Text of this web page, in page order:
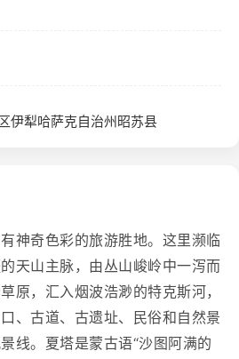
伊犁哈萨克自治州昭苏县
神奇色彩的旅游胜地。这里濒临
天山主脉，由丛山峻岭中一泻而
原，汇入烟波浩渺的特克斯河，
、古道、古遗址、民俗和自然景
线。夏塔是蒙古语“沙图阿满的